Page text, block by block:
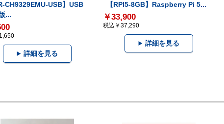
CH9329EMU-USB】USB
...
詳細を見る
【RPI5-8GB】Raspberry Pi 5...
￥33,900
税込￥37,290
詳細を見る